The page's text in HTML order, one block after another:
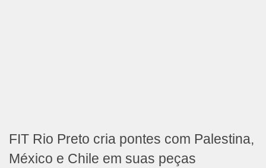
FIT Rio Preto cria pontes com Palestina,
México e Chile em suas peças